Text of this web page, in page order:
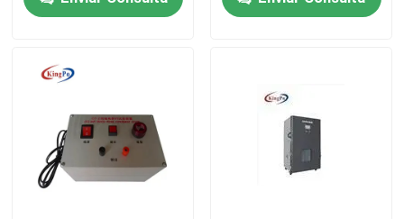
Equipo de prueba de la protección del ingreso
Equipo de prueba de la inflamabilidad